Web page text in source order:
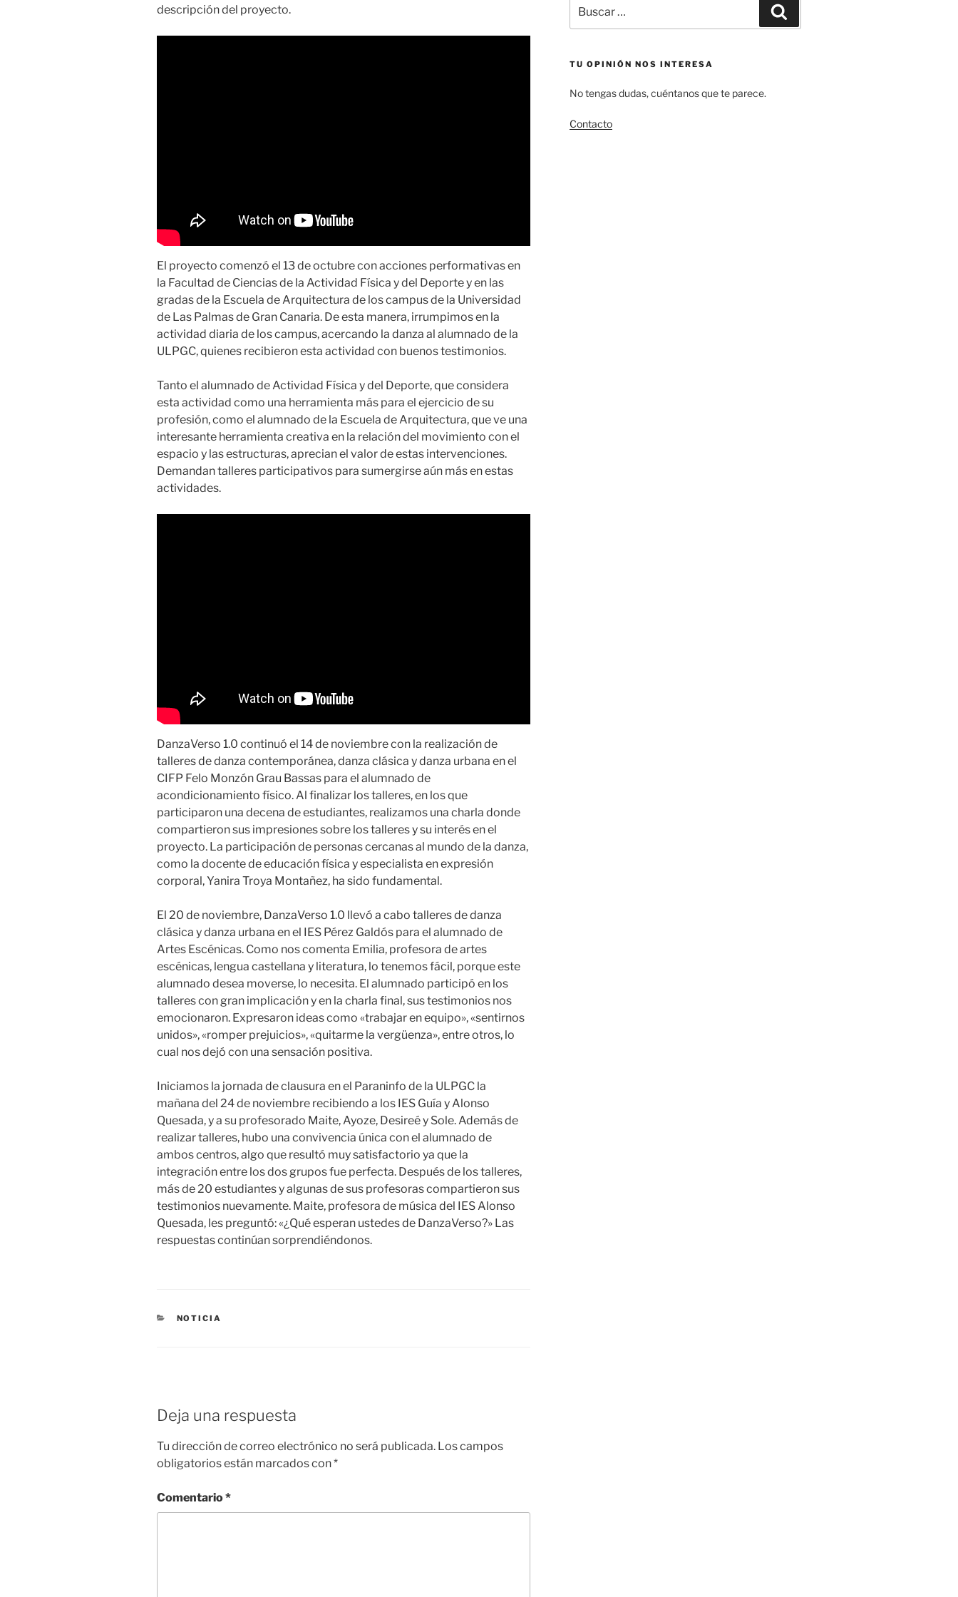
descripción del proyecto.
El proyecto comenzó el 13 de octubre con acciones performativas en
la Facultad de Ciencias de la Actividad Física y del Deporte y en las
gradas de la Escuela de Arquitectura de los campus de la Universidad
de Las Palmas de Gran Canaria. De esta manera, irrumpimos en la
actividad diaria de los campus, acercando la danza al alumnado de la
ULPGC, quienes recibieron esta actividad con buenos testimonios.
Tanto el alumnado de Actividad Física y del Deporte, que considera
esta actividad como una herramienta más para el ejercicio de su
profesión, como el alumnado de la Escuela de Arquitectura, que ve una
interesante herramienta creativa en la relación del movimiento con el
espacio y las estructuras, aprecian el valor de estas intervenciones.
Demandan talleres participativos para sumergirse aún más en estas
actividades.
DanzaVerso 1.0 continuó el 14 de noviembre con la realización de
talleres de danza contemporánea, danza clásica y danza urbana en el
CIFP Felo Monzón Grau Bassas para el alumnado de
acondicionamiento físico. Al finalizar los talleres, en los que
participaron una decena de estudiantes, realizamos una charla donde
compartieron sus impresiones sobre los talleres y su interés en el
proyecto. La participación de personas cercanas al mundo de la danza,
como la docente de educación física y especialista en expresión
corporal, Yanira Troya Montañez, ha sido fundamental.
El 20 de noviembre, DanzaVerso 1.0 llevó a cabo talleres de danza
clásica y danza urbana en el IES Pérez Galdós para el alumnado de
Artes Escénicas. Como nos comenta Emilia, profesora de artes
escénicas, lengua castellana y literatura, lo tenemos fácil, porque este
alumnado desea moverse, lo necesita. El alumnado participó en los
talleres con gran implicación y en la charla final, sus testimonios nos
emocionaron. Expresaron ideas como «trabajar en equipo», «sentirnos
unidos», «romper prejuicios», «quitarme la vergüenza», entre otros, lo
cual nos dejó con una sensación positiva.
Iniciamos la jornada de clausura en el Paraninfo de la ULPGC la
mañana del 24 de noviembre recibiendo a los IES Guía y Alonso
Quesada, y a su profesorado Maite, Ayoze, Desireé y Sole. Además de
realizar talleres, hubo una convivencia única con el alumnado de
ambos centros, algo que resultó muy satisfactorio ya que la
integración entre los dos grupos fue perfecta. Después de los talleres,
más de 20 estudiantes y algunas de sus profesoras compartieron sus
testimonios nuevamente. Maite, profesora de música del IES Alonso
Quesada, les preguntó: «¿Qué esperan ustedes de DanzaVerso?» Las
respuestas continúan sorprendiéndonos.
CATEGORÍAS
NOTICIA
Deja una respuesta
Tu dirección de correo electrónico no será publicada. Los campos
obligatorios están marcados con*
Comentario*
por:
TU OPINIÓN NOS INTERESA
No tengas dudas, cuéntanos que te parece.
Contacto